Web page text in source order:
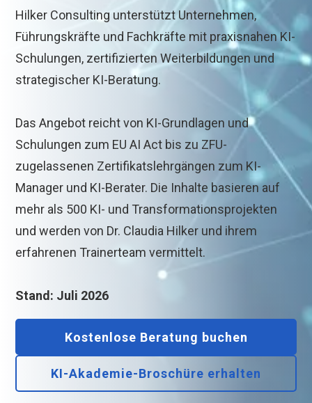
Hilker Consulting unterstützt Unternehmen,
Führungskräfte und Fachkräfte mit praxisnahen KI-
Schulungen, zertifizierten Weiterbildungen und
strategischer KI-Beratung.
Das Angebot reicht von KI-Grundlagen und
Schulungen zum EU AI Act bis zu ZFU-
zugelassenen Zertifikatslehrgängen zum KI-
Manager und KI-Berater. Die Inhalte basieren auf
mehr als 500 KI- und Transformationsprojekten
und werden von Dr. Claudia Hilker und ihrem
erfahrenen Trainerteam vermittelt.
Stand: Juli 2026
Kostenlose Beratung buchen
KI-Akademie-Broschüre erhalten